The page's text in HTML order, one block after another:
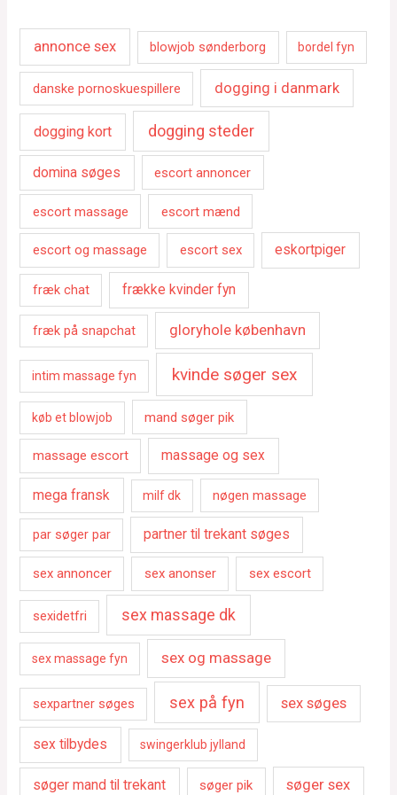
annonce sex blowjob sønderborg bordel fyn
danske pornoskuespillere dogging i danmark
dogging kort dogging steder
domina søges escort annoncer
escort massage escort mænd
escort og massage escort sex eskortpiger
fræk chat frække kvinder fyn
fræk på snapchat gloryhole københavn
intim massage fyn kvinde søger sex
køb et blowjob mand søger pik
massage escort massage og sex
mega fransk milf dk nøgen massage
par søger par partner til trekant søges
sex annoncer sex anonser sex escort
sexidetfri sex massage dk
sex massage fyn sex og massage
sexpartner søges sex på fyn sex søges
sex tilbydes swingerklub jylland
søger mand til trekant søger pik søger sex